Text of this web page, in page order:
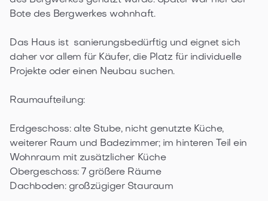
Bote des Bergwerkes wohnhaft.
Das Haus ist  sanierungsbedürftig und eignet sich
daher vor allem für Käufer, die Platz für individuelle
Projekte oder einen Neubau suchen.
Raumaufteilung:
Erdgeschoss: alte Stube, nicht genutzte Küche,
weiterer Raum und Badezimmer; im hinteren Teil ein
Wohnraum mit zusätzlicher Küche
Obergeschoss: 7 größere Räume
Dachboden: großzügiger Stauraum